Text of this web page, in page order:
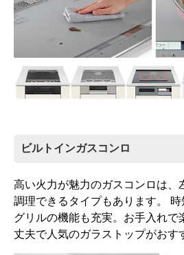
ビルトインガスコンロ
高い火力が魅力のガスコンロは、
調理できるタイプもあります。
グリルの機能も充実。お手入れで
丈夫で人気のガラストップがおす